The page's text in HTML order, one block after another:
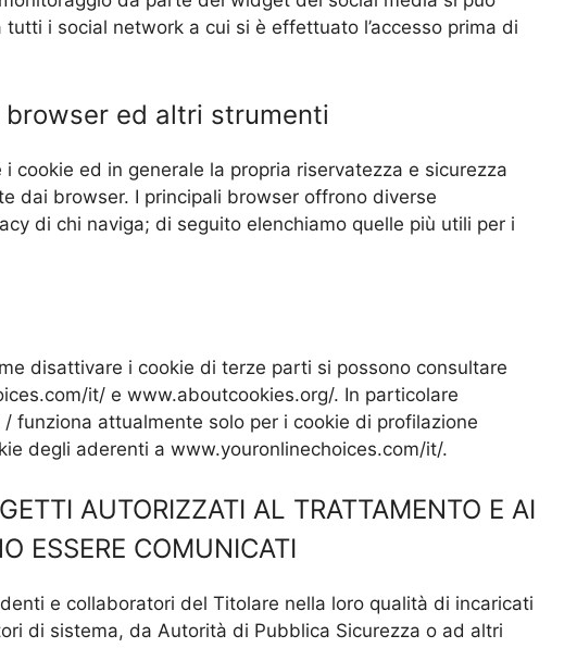
i social network a cui si è effettuato l’accesso prima di
ed altri strumenti
cookie ed in generale la propria riservatezza e sicurezza
dai browser. I principali browser offrono diverse
di chi naviga; di seguito elenchiamo quelle più utili per i
disattivare i cookie di terze parti si possono consultare
it/ e www.aboutcookies.org/. In particolare
funziona attualmente solo per i cookie di profilazione
degli aderenti a www.youronlinechoices.com/it/.
AUTORIZZATI AL TRATTAMENTO E AI
ESSERE COMUNICATI
e collaboratori del Titolare nella loro qualità di incaricati
di sistema, da Autorità di Pubblica Sicurezza o ad altri